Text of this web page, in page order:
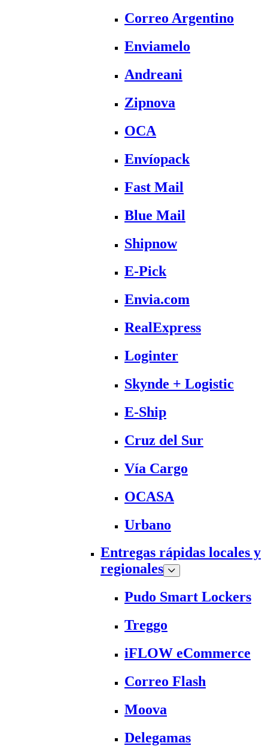
Correo Argentino
Enviamelo
Andreani
Zipnova
OCA
Envíopack
Fast Mail
Blue Mail
Shipnow
E-Pick
Envia.com
RealExpress
Loginter
Skynde + Logistic
E-Ship
Cruz del Sur
Vía Cargo
OCASA
Urbano
Entregas rápidas locales y
regionales
Pudo Smart Lockers
Treggo
iFLOW eCommerce
Correo Flash
Moova
Delegamas